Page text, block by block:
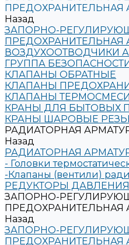
ПРЕДОХРАНИТЕЛЬНАЯ
Назад
ЗАПОРНО-
ПРЕДОХРАНИТЕЛЬНАЯ
ВОЗДУХООТВОДЧИКИ
ГРУППА
КЛАПАНЫ ОБРАТНЫЕ
КЛАПАНЫ
КЛАПАНЫ
КРАНЫ ДЛЯ БЫТОВЫХ
КРАНЫ ШАРОВЫЕ
РАДИАТОРНАЯ
Назад
РАДИАТОРНАЯ
- Головки
-Клапаны (вентили)
РЕДУКТОРЫ ДАВЛЕНИЯ
ЗАПОРНО-
ПРЕДОХРАНИТЕЛЬНАЯ
Назад
ЗАПОРНО-
ПРЕДОХРАНИТЕЛЬНАЯ